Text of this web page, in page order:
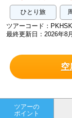
ひとり旅
ツアーコード：
最終更新日：2026年8
空
ツアーの
ポイント